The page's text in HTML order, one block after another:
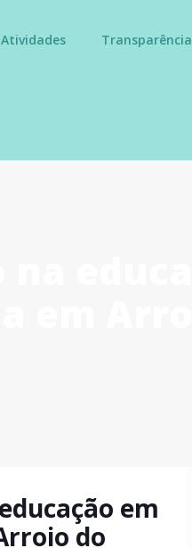
Atividades Transparência
em
do